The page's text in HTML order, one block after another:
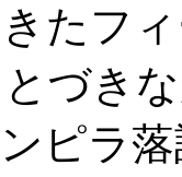
たフ
づき
ピラ